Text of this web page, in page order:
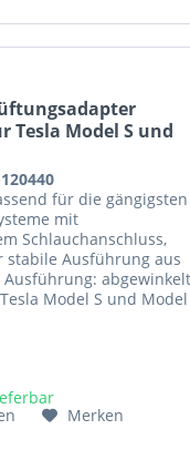
Tesla Model S und
für die gängigsten
mit
Schlauchanschluss,
stabile Ausführung aus
abgewinkelt
Model S und Model
Merken